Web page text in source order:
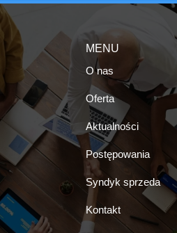
MENU
O nas
Oferta
Aktualności
Postępowania
Syndyk sprzeda
Kontakt